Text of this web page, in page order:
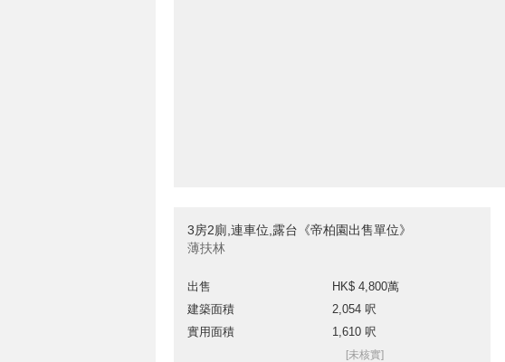
3房2廁,連車位,露台《帝柏園出售單位》
薄扶林
出售
HK$ 4,800萬
建築面積
2,054 呎
實用面積
1,610 呎
[未核實]